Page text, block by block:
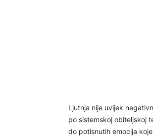
Ljutnja nije uvijek
po sistemskoj obiteljskoj
do potisnutih emocija